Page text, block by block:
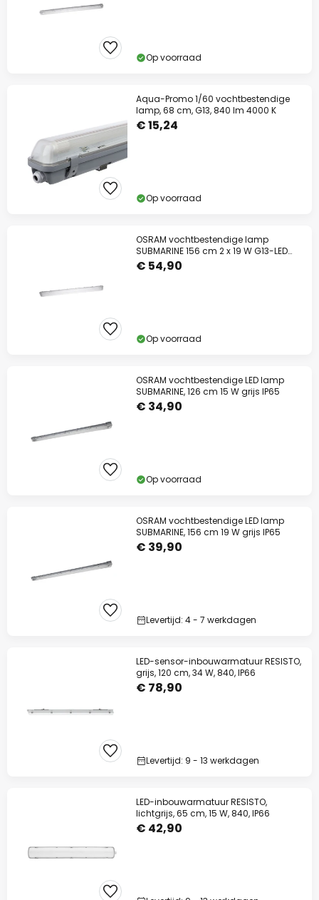
Op voorraad
Aqua-Promo 1/60 vochtbestendige
lamp, 68 cm, G13, 840 lm 4000 K
€ 15,24
Op voorraad
OSRAM vochtbestendige lamp
SUBMARINE 156 cm 2 x 19 W G13-LED
IP65
€ 54,90
Op voorraad
OSRAM vochtbestendige LED lamp
SUBMARINE, 126 cm 15 W grijs IP65
€ 34,90
Op voorraad
OSRAM vochtbestendige LED lamp
SUBMARINE, 156 cm 19 W grijs IP65
€ 39,90
Levertijd: 4 - 7 werkdagen
LED-sensor-inbouwarmatuur RESISTO,
grijs, 120 cm, 34 W, 840, IP66
€ 78,90
Levertijd: 9 - 13 werkdagen
LED-inbouwarmatuur RESISTO,
lichtgrijs, 65 cm, 15 W, 840, IP66
€ 42,90